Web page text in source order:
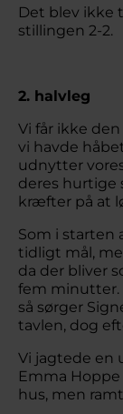
Det blev ikke
stillingen 2-2.
2. halvleg
Vi får ikke
vi havde
udnytter
deres hurtige
kræfter på at
Som i starten
tidligt mål,
da der bliver
fem minutter.
så sørger
tavlen, dog
Vi jagtede en
Emma Hoppe
hus, men